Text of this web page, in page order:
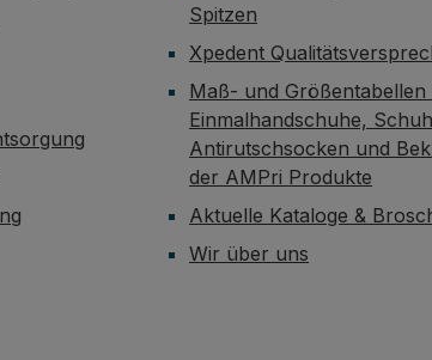
Spitzen
Xpedent
Maß- und
Einmalhandschuhe,
Antirutschsocken und
der AMPri Produkte
Aktuelle Kataloge &
Wir über uns